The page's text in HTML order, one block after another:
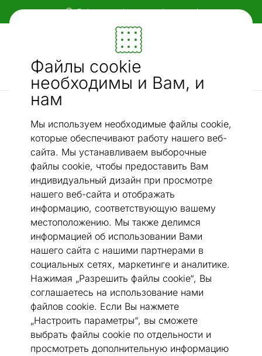
Файлы cookie
необходимы и Вам, и
нам
Мы используем необходимые файлы cookie,
которые обеспечивают работу нашего веб-
сайта. Мы устанавливаем выборочные
файлы cookie, чтобы предоставить Вам
индивидуальный дизайн при просмотре
нашего веб-сайта и отображать
информацию, соответствующую вашему
местоположению. Мы также делимся
информацией об использовании Вами
нашего сайта с нашими партнерами в
социальных сетях, маркетинге и аналитике.
Нажимая „Разрешить файлы cookie“, Вы
соглашаетесь на использование нами
файлов cookie. Если Вы нажмете
„Настроить параметры“, вы сможете
выбрать файлы cookie по отдельности и
просмотреть дополнительную информацию
Гибкие и удобные способы оплаты!
Мебель и убранство - ON24
Ищи...
Narma smartWeave® ковер Tsirgu white 200x300 см
Перейти к слайду 1
Перейти к слайду 2
Перейти к слайду 3
Перейти к слайду 4
Перейти к слайду 5
Перейти к слайду 6
Перейти к слайду 7
Перейти к слайду 8
Перейти к слайду 9
Перейти к
Посмотреть похожие